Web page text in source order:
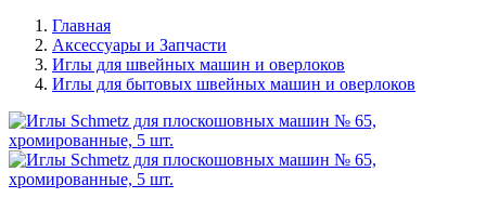
Главная
Аксессуары и Запчасти
Иглы для швейных машин и оверлоков
Иглы для бытовых швейных машин и оверлоков